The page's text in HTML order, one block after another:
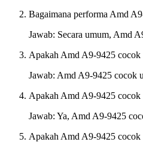
Bagaimana performa Amd
Jawab: Secara umum, Amd
Apakah Amd A9-9425 cocok
Jawab: Amd A9-9425 cocok
Apakah Amd A9-9425 cocok
Jawab: Ya, Amd A9-9425
Apakah Amd A9-9425